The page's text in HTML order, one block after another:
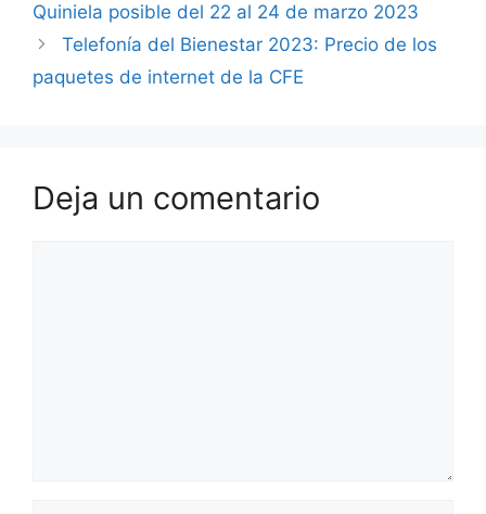
Quiniela posible del 22 al 24 de marzo 2023
Telefonía del Bienestar 2023: Precio de los
paquetes de internet de la CFE
Deja un comentario